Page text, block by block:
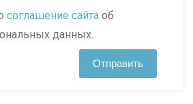
соглашение сайта об
данных.